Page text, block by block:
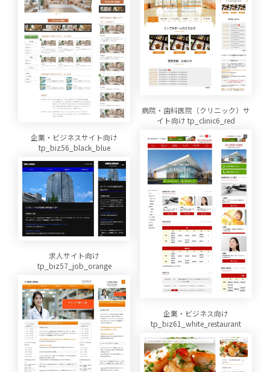
病院・歯科医院（クリニック）サ
イト向け tp_clinic6_red
企業・ビジネスサイト向け
tp_biz56_black_blue
求人サイト向け
tp_biz57_job_orange
企業・ビジネス向け
tp_biz61_white_restaurant